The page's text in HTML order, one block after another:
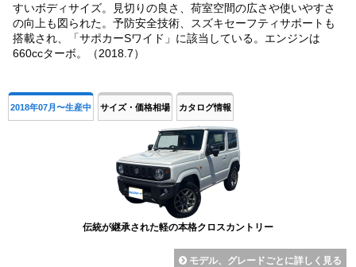
すいボディサイズ。見切りの良さ、荷室空間の広さや使いやすさ
の向上も図られた。予防安全技術、スズキセーフティサポートも
搭載され、「サポカーSワイド」に該当している。エンジンは
660ccターボ。（2018.7）
2018年07月〜生産中 サイズ・価格相場 カタログ情報
伝統が継承された軽の本格クロスカントリー
モデル、グレードごとに詳しく見る